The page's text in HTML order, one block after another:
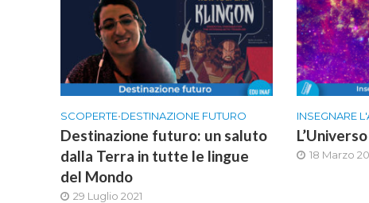
SCOPERTE•DESTINAZIONE FUTURO
Destinazione futuro: un saluto
dalla Terra in tutte le lingue
del Mondo
29 Luglio 2021
INSEGNARE
18 Marzo